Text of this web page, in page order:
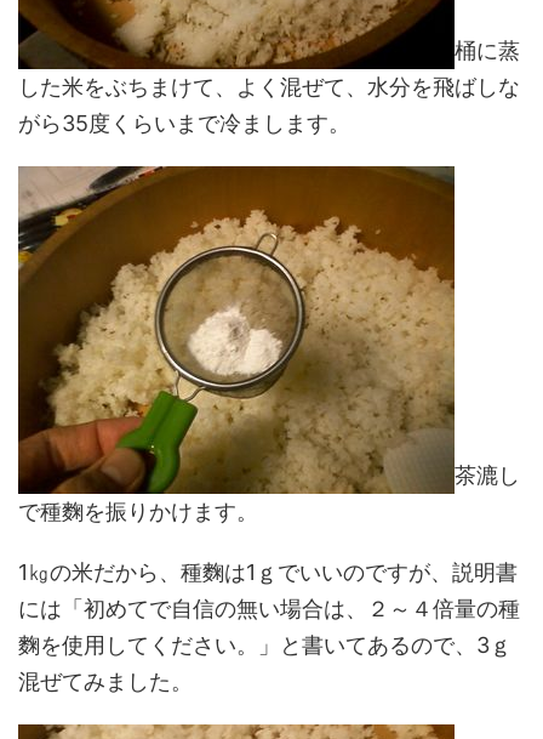
桶に蒸
した米をぶちまけて、よく混ぜて、水分を飛ばしな
がら35度くらいまで冷まします。
茶漉し
で種麴を振りかけます。
1㎏の米だから、種麴は1ｇでいいのですが、説明書
には「初めてで自信の無い場合は、２～４倍量の種
麴を使用してください。」と書いてあるので、3ｇ
混ぜてみました。